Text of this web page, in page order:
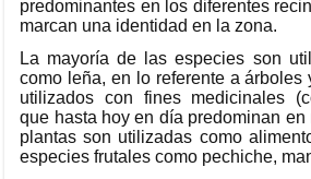
predominantes en los diferentes
marcan una identidad en la zona.
La mayoría de las especies son
como leña, en lo referente a árboles
utilizados con fines medicinales
que hasta hoy en día predominan en
plantas son utilizadas como
especies frutales como pechiche,